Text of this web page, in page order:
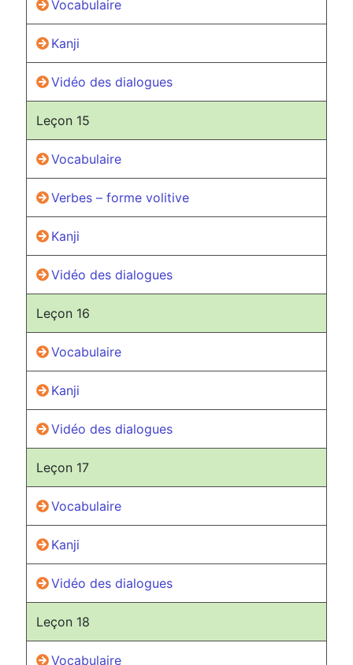
Vocabulaire
Kanji
Vidéo des dialogues
Leçon 15
Vocabulaire
Verbes – forme volitive
Kanji
Vidéo des dialogues
Leçon 16
Vocabulaire
Kanji
Vidéo des dialogues
Leçon 17
Vocabulaire
Kanji
Vidéo des dialogues
Leçon 18
Vocabulaire